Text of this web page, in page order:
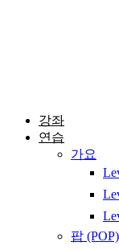
강좌
연습
가요
팝 (POP)